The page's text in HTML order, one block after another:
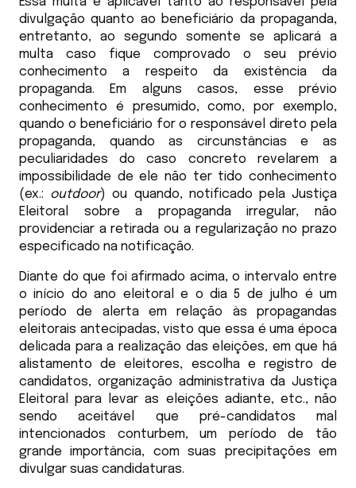
divulgação quanto ao beneficiário da propaganda,
entretanto, ao segundo somente se aplicará a
multa caso fique comprovado o seu prévio
conhecimento a respeito da existência da
propaganda. Em alguns casos, esse prévio
conhecimento é presumido, como, por exemplo,
quando o beneficiário for o responsável direto pela
propaganda, quando as circunstâncias e as
peculiaridades do caso concreto revelarem a
impossibilidade de ele não ter tido conhecimento
(ex.: outdoor) ou quando, notificado pela Justiça
Eleitoral sobre a propaganda irregular, não
providenciar a retirada ou a regularização no prazo
especificado na notificação.
Diante do que foi afirmado acima, o intervalo entre
o início do ano eleitoral e o dia 5 de julho é um
período de alerta em relação às propagandas
eleitorais antecipadas, visto que essa é uma época
delicada para a realização das eleições, em que há
alistamento de eleitores, escolha e registro de
candidatos, organização administrativa da Justiça
Eleitoral para levar as eleições adiante, etc., não
sendo aceitável que pré-candidatos mal
intencionados conturbem, um período de tão
grande importância, com suas precipitações em
divulgar suas candidaturas.